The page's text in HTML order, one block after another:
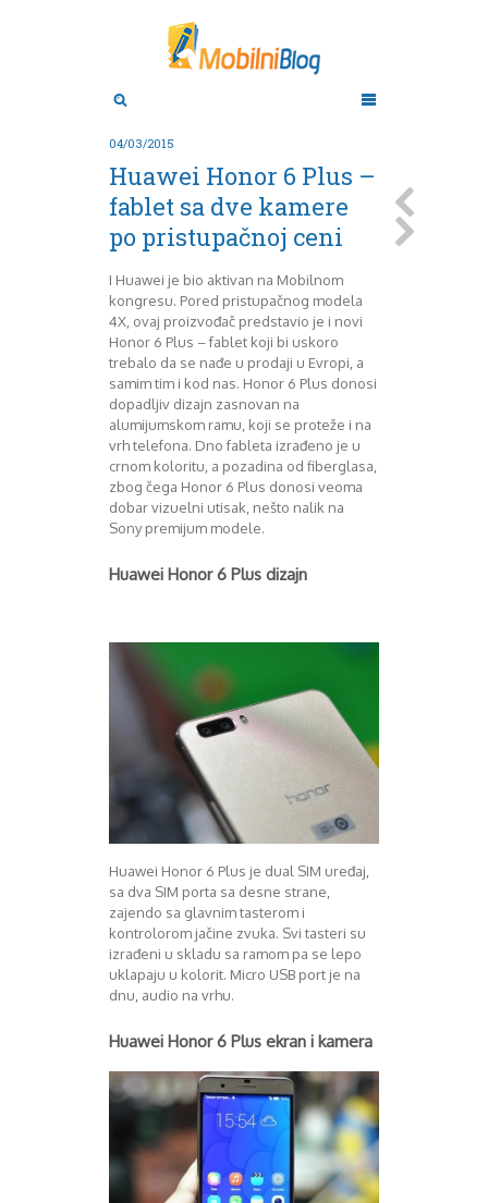
Android
BlackBerry
Google
HTC
Igrice
iOS
Lenovo
Motorola
Pitamo stručnjake
Prikaz modela
Samsung
Sony
Testovi modela
Novembar 2011
Februar 2012
Mart 2012
April 2012
Juni 2012
Juli 2012
August 2012
Septembar 2012
Oktobar 2012
Decembar 2012
Januar 2013
Februar 2013
Mart 2013
April 2013
Decembar 2013
Januar 2014
Februar 2014
Mart 2014
Maj 2014
Juli 2014
August 2014
Oktobar 2014
Novembar 2014
Februar 2015
Mart 2015
April 2015
Maj 2015
Juni 2015
Juli 2015
August 2015
04/03/2015
Huawei Honor 6 Plus –
fablet sa dve kamere
po pristupačnoj ceni
I Huawei je bio aktivan na Mobilnom
kongresu. Pored pristupačnog modela
4X, ovaj proizvođač predstavio je i novi
Honor 6 Plus – fablet koji bi uskoro
trebalo da se nađe u prodaji u Evropi, a
samim tim i kod nas. Honor 6 Plus donosi
dopadljiv dizajn zasnovan na
alumijumskom ramu, koji se proteže i na
vrh telefona. Dno fableta izrađeno je u
crnom koloritu, a pozadina od fiberglasa,
zbog čega Honor 6 Plus donosi veoma
dobar vizuelni utisak, nešto nalik na
Sony premijum modele.
Huawei Honor 6 Plus dizajn
Huawei Honor 6 Plus je dual SIM uređaj,
sa dva SIM porta sa desne strane,
zajendo sa glavnim tasterom i
kontrolorom jačine zvuka. Svi tasteri su
izrađeni u skladu sa ramom pa se lepo
uklapaju u kolorit. Micro USB port je na
dnu, audio na vrhu.
Huawei Honor 6 Plus ekran i kamera